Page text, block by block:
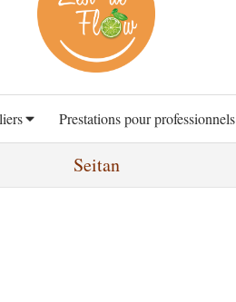
Prestations pour professionnels
Seitan